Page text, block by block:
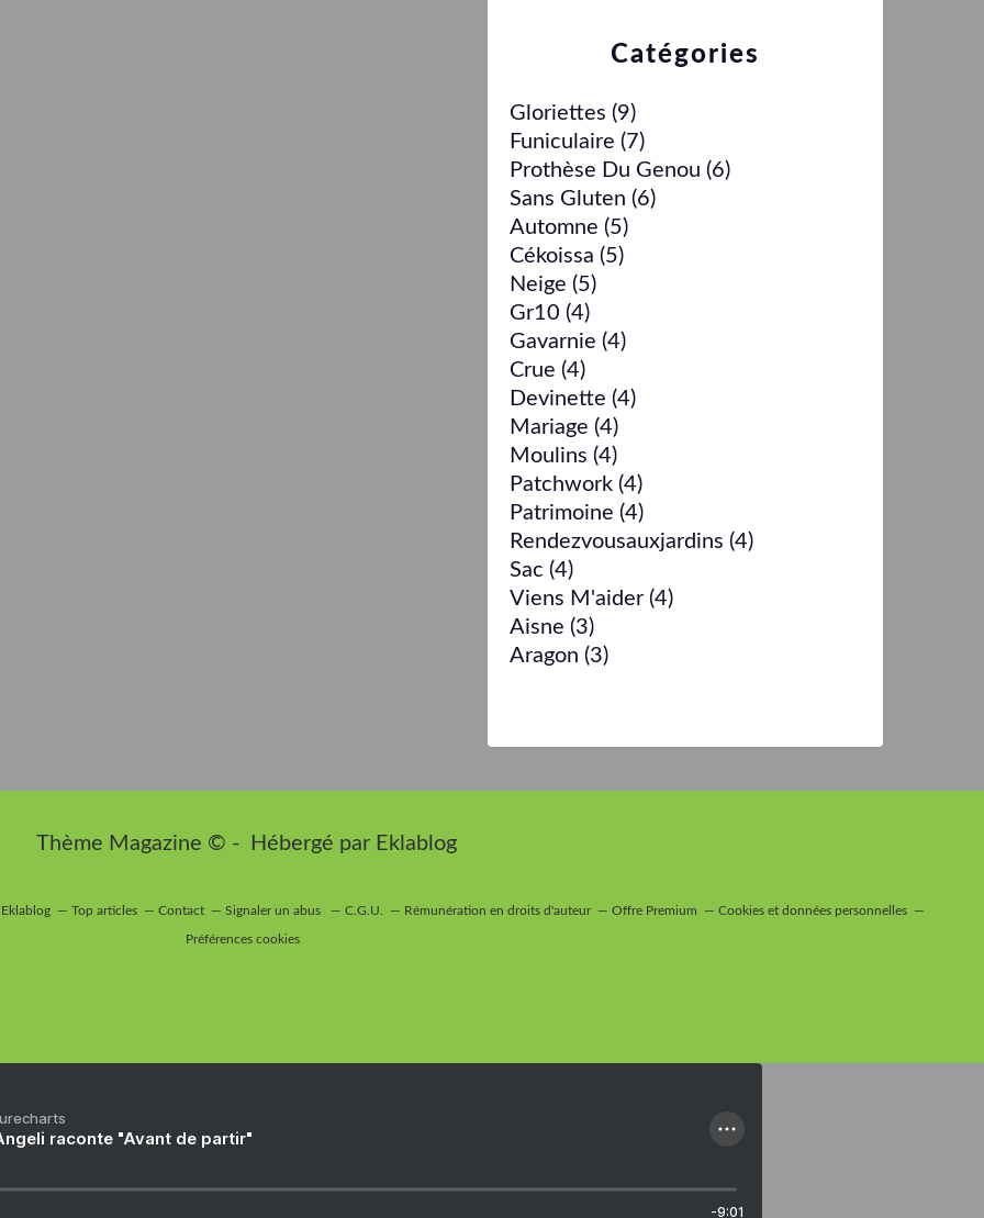
Catégories
Gloriettes (9)
Funiculaire (7)
Prothèse Du Genou (6)
Sans Gluten (6)
Automne (5)
Cékoissa (5)
Neige (5)
Gr10 (4)
Gavarnie (4)
Crue (4)
Devinette (4)
Mariage (4)
Moulins (4)
Patchwork (4)
Patrimoine (4)
Rendezvousauxjardins (4)
Sac (4)
Viens M'aider (4)
Aisne (3)
Aragon (3)
Thème Magazine © - Hébergé par Eklablog
Top articles Contact Signaler un abus C.G.U. Rémunération en droits d'auteur Offre Premium Cookies et données personnelles
Préférences cookies
raconte "Avant de partir"
-9:01